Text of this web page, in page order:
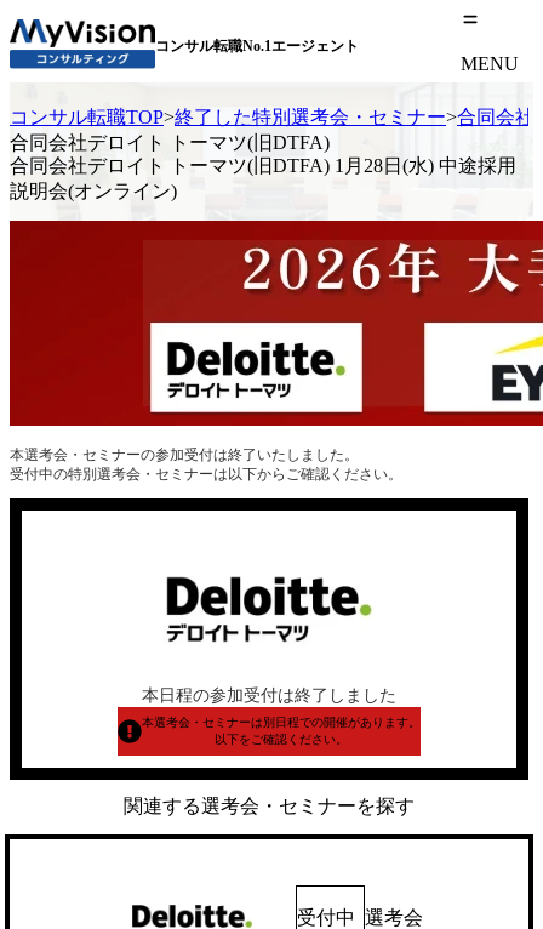
コンサル転職No.1エージェント
MENU
コンサル転職TOP>終了した特別選考会・セミナー>合同会社
合同会社デロイト トーマツ(旧DTFA)
合同会社デロイト トーマツ(旧DTFA) 1月28日(水) 中途採用
説明会(オンライン)
本選考会・セミナーの参加受付は終了いたしました。
受付中の特別選考会・セミナーは以下からご確認ください。
本日程の参加受付は終了しました
本選考会・セミナーは別日程での開催があります。
以下をご確認ください。
関連する選考会・セミナーを探す
受付中 選考会